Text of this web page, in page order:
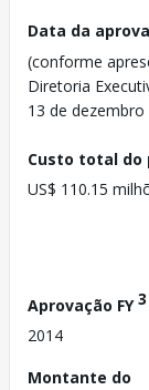
Data da
(conforme
Diretoria
13 de dezembro
Custo total do
US$ 110.15
Aprovação FY3
2014
Montante do